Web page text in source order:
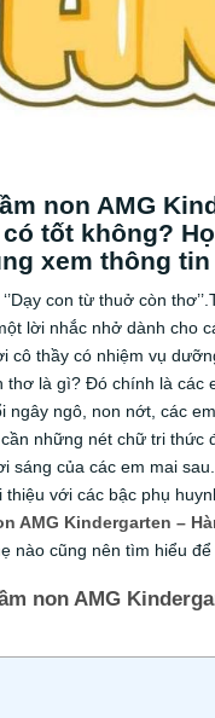
non AMG
có tốt không?
xem thông
con từ thuở còn
lời nhắc nhở dành cho
cô thầy có nhiệm vụ
thơ là gì? Đó chính là các
ngây ngô, non nớt, các
những nét chữ tri thức
sáng của các em mai
thiệu với các bậc phụ
AMG Kindergarten –
nào cũng nên tìm hiểu để
non AMG